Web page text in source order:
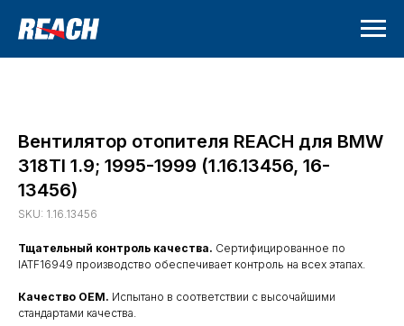
Вентилятор отопителя REACH для BMW
318TI 1.9; 1995-1999 (1.16.13456, 16-
13456)
SKU: 1.16.13456
Тщательный контроль качества. Сертифицированное по
IATF16949 производство обеспечивает контроль на всех этапах.
Качество OEM. Испытано в соответствии с высочайшими
стандартами качества.